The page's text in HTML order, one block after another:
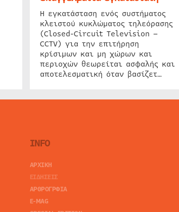
Η εγκατάσταση ενός συστήματος
κλειστού κυκλώματος τηλεόρασης
(Closed-Circuit Television –
CCTV) για την επιτήρηση
κρίσιμων και μη χώρων και
περιοχών θεωρείται ασφαλής και
αποτελεσματική όταν βασίζετ…
INFO
ΑΡΧΙΚΗ
ΕΙΔΗΣΕΙΣ
ΑΡΘΡΟΓΡΦΙΑ
E-MAG